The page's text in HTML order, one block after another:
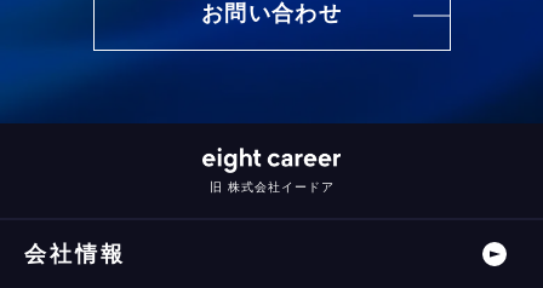
お問い合わせ
旧 株式会社イードア
会社情報